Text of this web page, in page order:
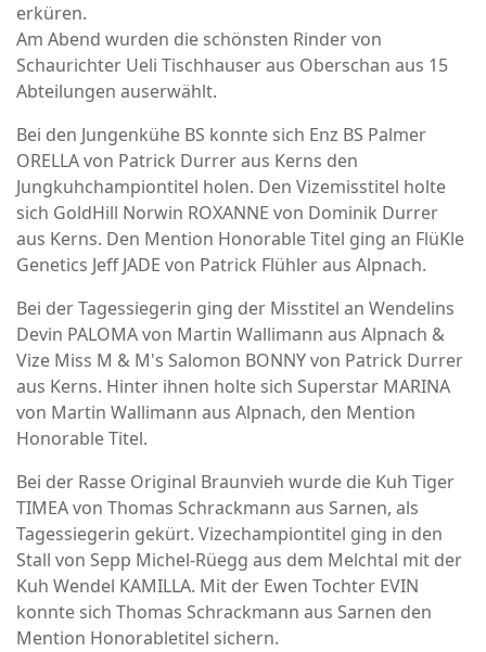
erküren.
Am Abend wurden die schönsten Rinder von
Schaurichter Ueli Tischhauser aus Oberschan aus 15
Abteilungen auserwählt.
Bei den Jungenkühe BS konnte sich Enz BS Palmer
ORELLA von Patrick Durrer aus Kerns den
Jungkuhchampiontitel holen. Den Vizemisstitel holte
sich GoldHill Norwin ROXANNE von Dominik Durrer
aus Kerns. Den Mention Honorable Titel ging an FlüKle
Genetics Jeff JADE von Patrick Flühler aus Alpnach.
Bei der Tagessiegerin ging der Misstitel an Wendelins
Devin PALOMA von Martin Wallimann aus Alpnach &
Vize Miss M & M's Salomon BONNY von Patrick Durrer
aus Kerns. Hinter ihnen holte sich Superstar MARINA
von Martin Wallimann aus Alpnach, den Mention
Honorable Titel.
Bei der Rasse Original Braunvieh wurde die Kuh Tiger
TIMEA von Thomas Schrackmann aus Sarnen, als
Tagessiegerin gekürt. Vizechampiontitel ging in den
Stall von Sepp Michel-Rüegg aus dem Melchtal mit der
Kuh Wendel KAMILLA. Mit der Ewen Tochter EVIN
konnte sich Thomas Schrackmann aus Sarnen den
Mention Honorabletitel sichern.